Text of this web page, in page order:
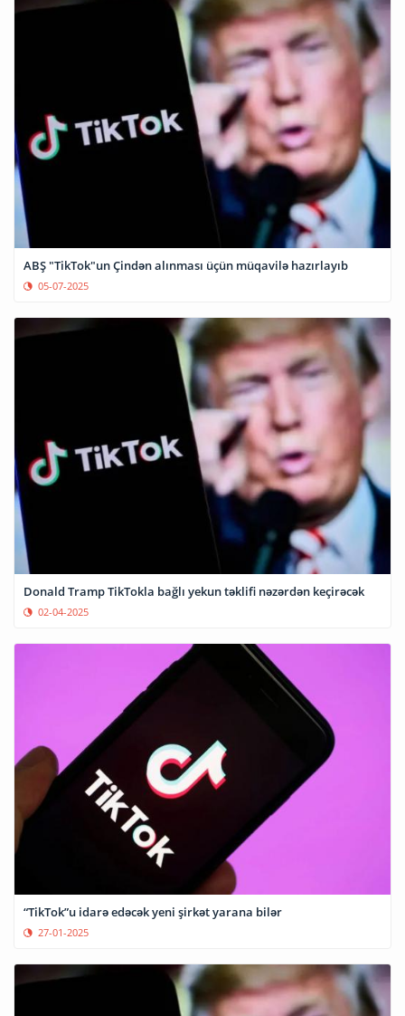
ABŞ "TikTok"un Çindən alınması üçün müqavilə hazırlayıb
05-07-2025
Donald Tramp TikTokla bağlı yekun təklifi nəzərdən keçirəcək
02-04-2025
“TikTok”u idarə edəcək yeni şirkət yarana bilər
27-01-2025